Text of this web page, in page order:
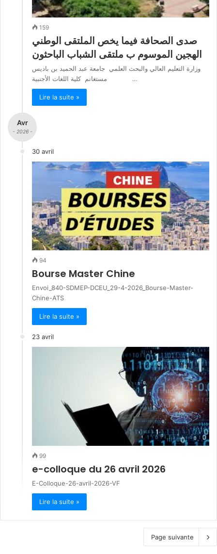
159
صدى الصحافة فيما يخص الملتقى الوطني
الهجين الموسوم ب ملتقى الشباب الباحثون
وزارة التعليم العالي والبحث العلمي جامعة عبد الحميد بن باديس
مستغانم كلية اللغات الأجنبية …
Lire la suite »
Avr
- 2026 -
30 avril
94
Bourse Master Chine
Envoi_840-SDMEP-DCEU_29-4-2026_Bourse-Master-
Chine-ATS
Lire la suite »
23 avril
99
e-colloque du 26 avril 2026
E-Colloque-26-avril-2026-VF
Lire la suite »
Page suivante